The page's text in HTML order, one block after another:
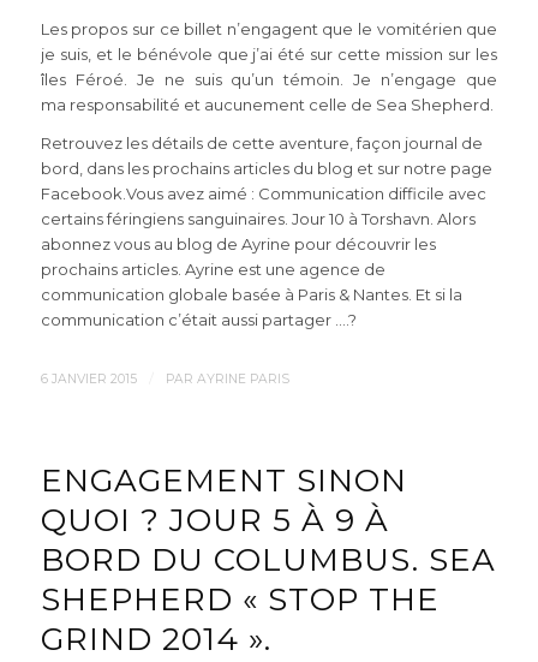
Les propos sur ce billet n’engagent que le vomitérien que
je suis, et le bénévole que j’ai été sur cette mission sur les
îles Féroé. Je ne suis qu’un témoin. Je n’engage que
ma responsabilité et aucunement celle de Sea Shepherd.
Retrouvez les détails de cette aventure, façon journal de
bord, dans les prochains articles du blog et sur notre page
Facebook.Vous avez aimé : Communication difficile avec
certains féringiens sanguinaires. Jour 10 à Torshavn. Alors
abonnez vous au blog de Ayrine pour découvrir les
prochains articles. Ayrine est une agence de
communication globale basée à Paris & Nantes. Et si la
communication c’était aussi partager ….?
6 JANVIER 2015 PAR AYRINE PARIS
ENGAGEMENT SINON
QUOI ? JOUR 5 À 9 À
BORD DU COLUMBUS. SEA
SHEPHERD « STOP THE
GRIND 2014 ».